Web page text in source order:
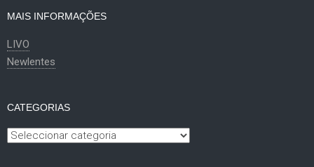
MAIS INFORMAÇÕES
LIVO
Newlentes
CATEGORIAS
Categorias